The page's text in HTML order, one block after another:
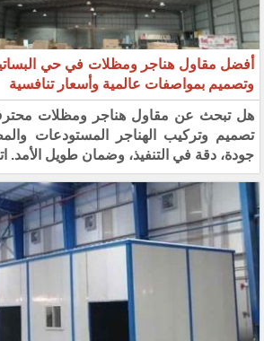
أفضل مقاول هناجر ومظلات في حي
وتصميم بمواصفات عالمية وأسعار تنافسية
هل تبحث عن مقاول هناجر ومظلات
تصميم وتركيب الهناجر المستودعات
جودة، دقة في التنفيذ، وضمان طويل الأمد.